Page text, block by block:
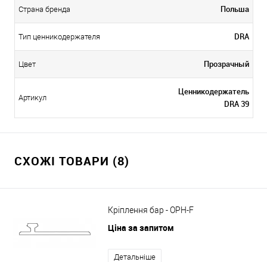
Страна бренда Польша
Тип ценникодержателя DRA
Цвет Прозрачный
Артикул
Ценникодержатель
DRA 39
СХОЖІ ТОВАРИ (8)
Кріплення бар - OPH-F
Ціна за запитом
Детальніше